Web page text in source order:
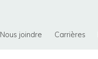
Nous joindre Carrières